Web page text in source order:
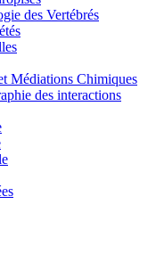
des Vertébrés
Médiations Chimiques
des interactions